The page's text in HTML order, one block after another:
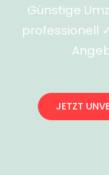
Günstige
professionell
JETZT